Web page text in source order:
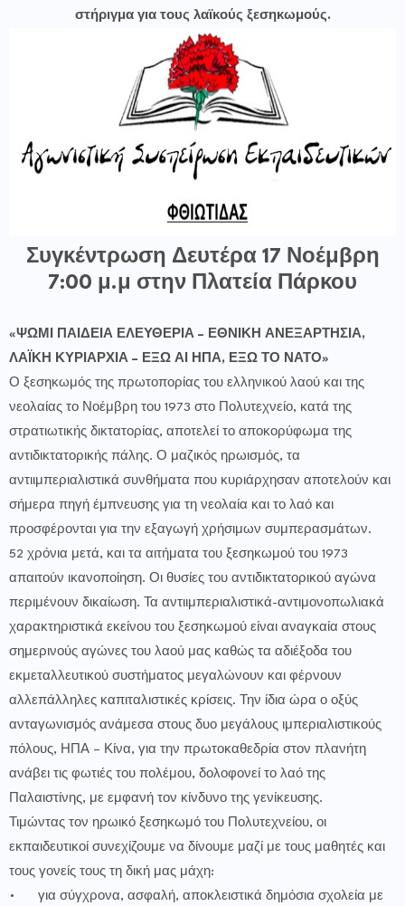
στήριγμα για τους λαϊκούς ξεσηκωμούς.
Συγκέντρωση Δευτέρα 17 Νοέμβρη
7:00 μ.μ στην Πλατεία Πάρκου
«ΨΩΜΙ ΠΑΙΔΕΙΑ ΕΛΕΥΘΕΡΙΑ – ΕΘΝΙΚΗ ΑΝΕΞΑΡΤΗΣΙΑ,
ΛΑΪΚΗ ΚΥΡΙΑΡΧΙΑ – ΕΞΩ ΑΙ ΗΠΑ, ΕΞΩ ΤΟ ΝΑΤΟ»
Ο ξεσηκωμός της πρωτοπορίας του ελληνικού λαού και της
νεολαίας το Νοέμβρη του 1973 στο Πολυτεχνείο, κατά της
στρατιωτικής δικτατορίας, αποτελεί το αποκορύφωμα της
αντιδικτατορικής πάλης. Ο μαζικός ηρωισμός, τα
αντιιμπεριαλιστικά συνθήματα που κυριάρχησαν αποτελούν και
σήμερα πηγή έμπνευσης για τη νεολαία και το λαό και
προσφέρονται για την εξαγωγή χρήσιμων συμπερασμάτων.
52 χρόνια μετά, και τα αιτήματα του ξεσηκωμού του 1973
απαιτούν ικανοποίηση. Οι θυσίες του αντιδικτατορικού αγώνα
περιμένουν δικαίωση. Τα αντιιμπεριαλιστικά-αντιμονοπωλιακά
χαρακτηριστικά εκείνου του ξεσηκωμού είναι αναγκαία στους
σημερινούς αγώνες του λαού μας καθώς τα αδιέξοδα του
εκμεταλλευτικού συστήματος μεγαλώνουν και φέρνουν
αλλεπάλληλες καπιταλιστικές κρίσεις. Την ίδια ώρα ο οξύς
ανταγωνισμός ανάμεσα στους δυο μεγάλους ιμπεριαλιστικούς
πόλους, ΗΠΑ – Κίνα, για την πρωτοκαθεδρία στον πλανήτη
ανάβει τις φωτιές του πολέμου, δολοφονεί το λαό της
Παλαιστίνης, με εμφανή τον κίνδυνο της γενίκευσης.
Τιμώντας τον ηρωικό ξεσηκωμό του Πολυτεχνείου, οι
εκπαιδευτικοί συνεχίζουμε να δίνουμε μαζί με τους μαθητές και
τους γονείς τους τη δική μας μάχη:
•
για σύγχρονα, ασφαλή, αποκλειστικά δημόσια σχολεία με